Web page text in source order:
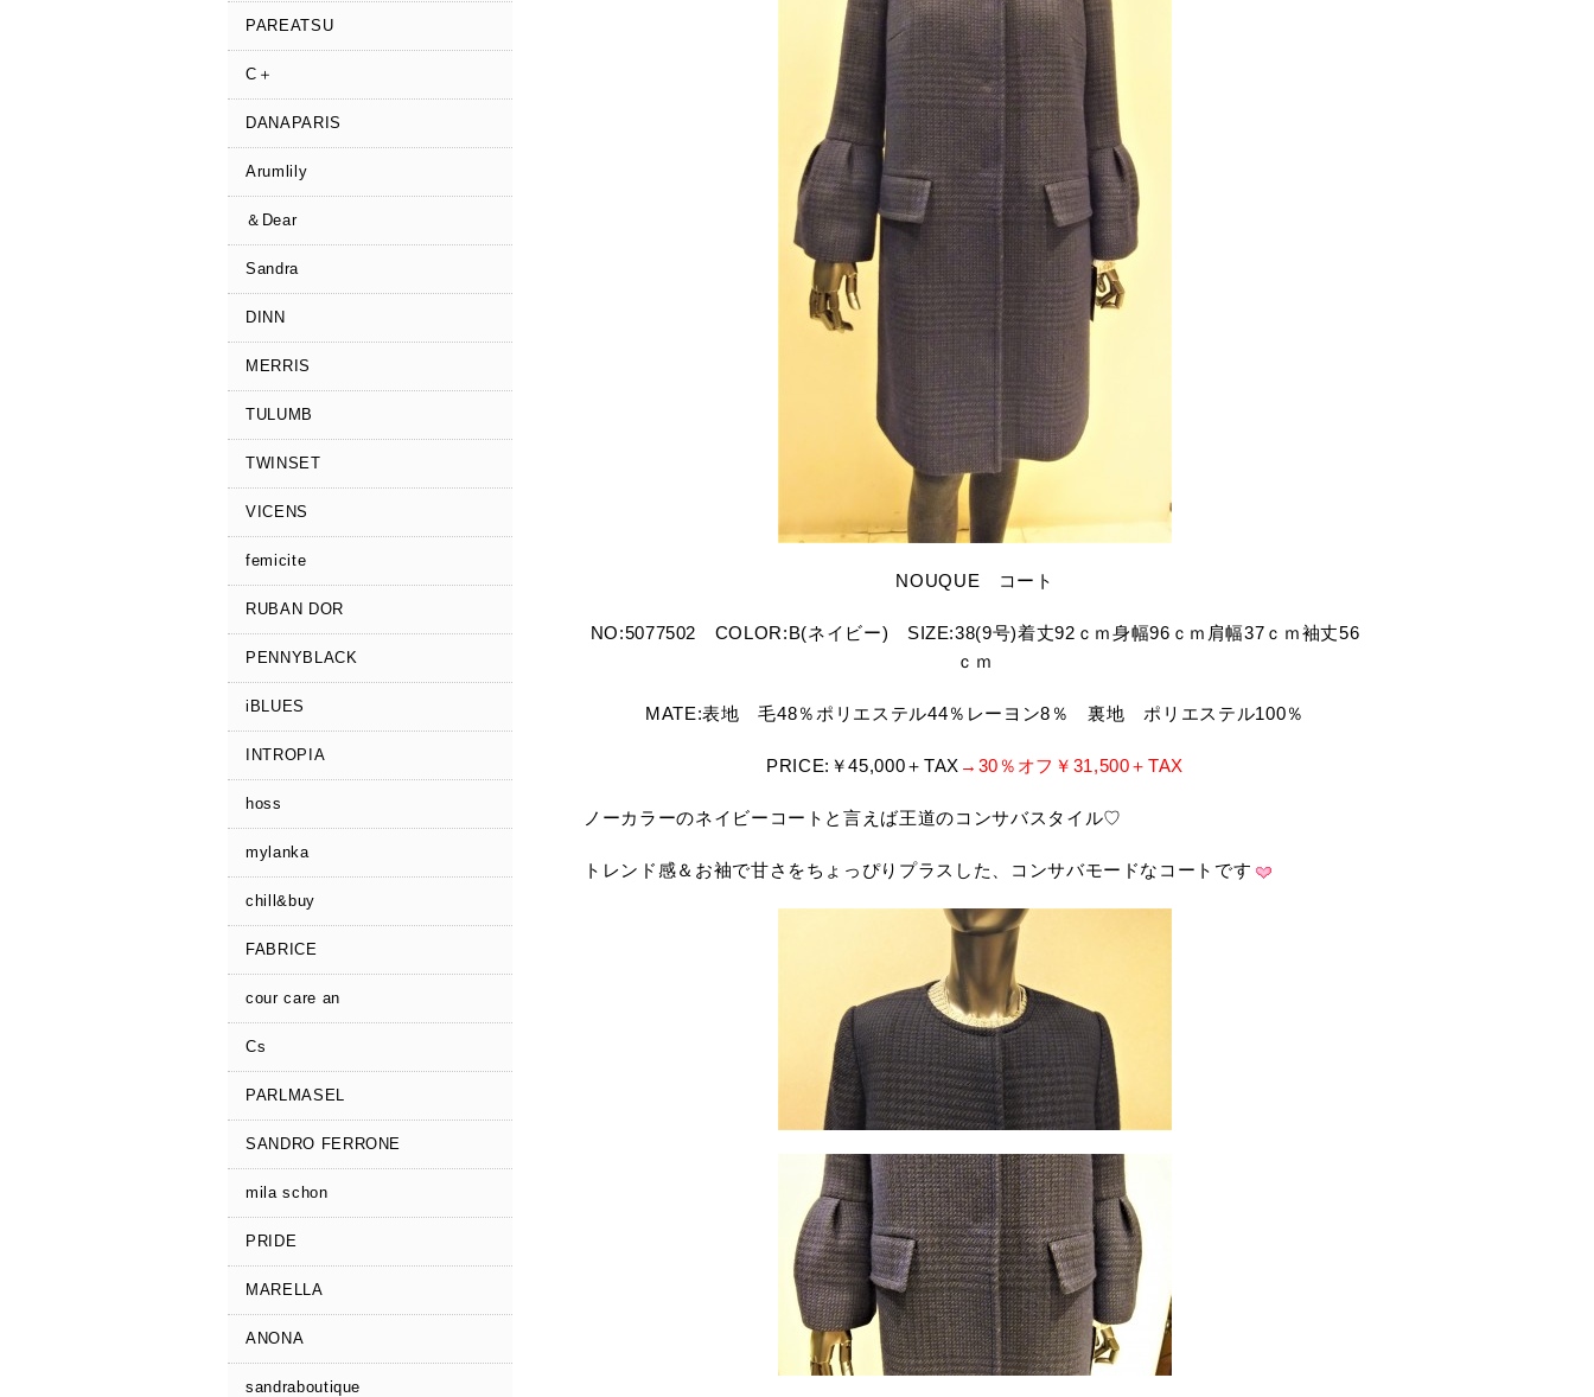
PAREATSU
C＋
DANAPARIS
Arumlily
＆Dear
Sandra
DINN
MERRIS
TULUMB
TWINSET
VICENS
femicite
RUBAN DOR
PENNYBLACK
iBLUES
INTROPIA
hoss
mylanka
chill&buy
FABRICE
cour care an
Cs
PARLMASEL
SANDRO FERRONE
mila schon
PRIDE
MARELLA
ANONA
sandraboutique
NOUQUE コート
NO:5077502 COLOR:B(ネイビー) SIZE:38(9号)着丈92ｃｍ身幅96ｃｍ肩幅37ｃｍ袖丈56
ｃｍ
MATE:表地 毛48％ポリエステル44％レーヨン8％ 裏地 ポリエステル100％
PRICE:￥45,000＋TAX →30％オフ￥31,500＋TAX
ノーカラーのネイビーコートと言えば王道のコンサバスタイル♡
トレンド感＆お袖で甘さをちょっぴりプラスした、コンサバモードなコートです